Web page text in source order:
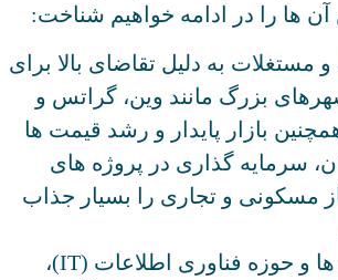
ها را در ادامه خواهیم شناخت:
مستغلات به دلیل تقاضای بالا برای
بزرگ مانند وین، گراتس و
بازار پایدار و رشد قیمت ‌ها
سرمایه ‌گذاری در پروژه ‌های
مسکونی و تجاری را بسیار جذاب
استارت ‌آپ‌ ها و حوزه فناوری اطلاعات (IT)،